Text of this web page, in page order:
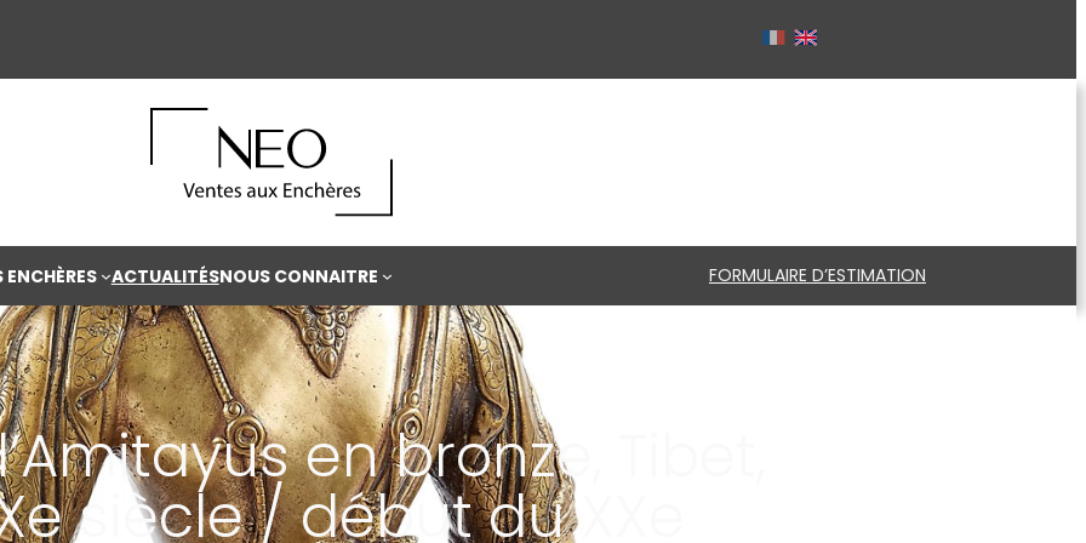
ENCHÈRES ACTUALITÉSNOUS CONNAITRE FORMULAIRE D’ESTIMATION
en bronze, Tibet,
siècle / début du XXe